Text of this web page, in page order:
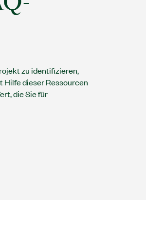
zu identifizieren,
Hilfe dieser Ressourcen
die Sie für